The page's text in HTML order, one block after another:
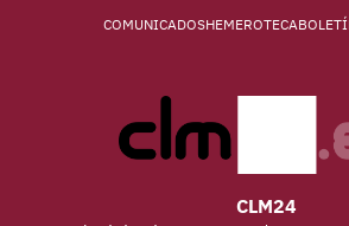
COMUNICADOSHEMEROTECA
CLM24